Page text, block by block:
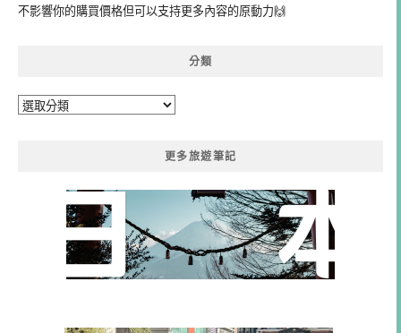
不影響你的購買價格但可以支持更多內容的原動力🙌
分類
分
更多旅遊筆記